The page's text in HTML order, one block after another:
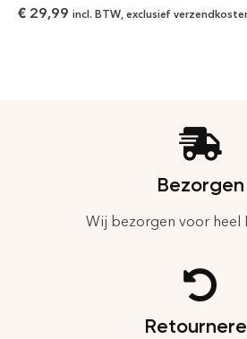
€ 29,99 incl. BTW, exclusief
Bezorgen
Wij bezorgen voor heel